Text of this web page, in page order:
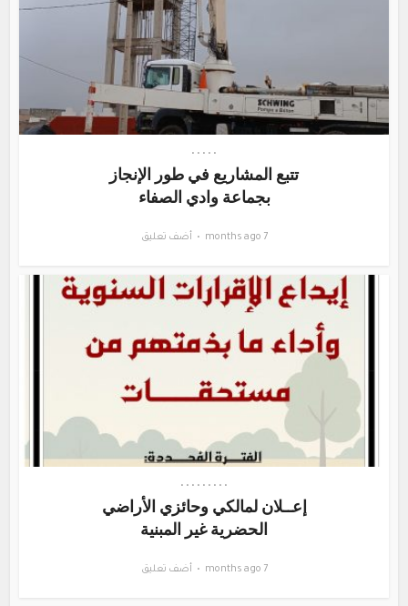
• • • • •
تتبع المشاريع في طور الإنجاز
بجماعة وادي الصفاء
7 months ago أضف تعليق
• • • • • • • • •
إعــﻼن لمالكي وحائزي اﻷراضي
الحضرية غير المبنية
7 months ago أضف تعليق